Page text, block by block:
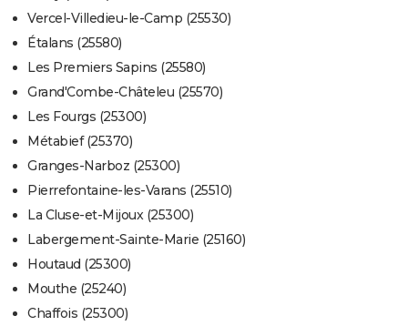
Vercel-Villedieu-le-Camp (25530)
Étalans (25580)
Les Premiers Sapins (25580)
Grand'Combe-Châteleu (25570)
Les Fourgs (25300)
Métabief (25370)
Granges-Narboz (25300)
Pierrefontaine-les-Varans (25510)
La Cluse-et-Mijoux (25300)
Labergement-Sainte-Marie (25160)
Houtaud (25300)
Mouthe (25240)
Chaffois (25300)